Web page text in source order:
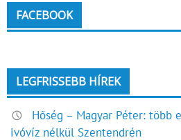
FACEBOOK
LEGFRISSEBB HÍREK
Hőség – Magyar Péter: több
ivóvíz nélkül Szentendrén